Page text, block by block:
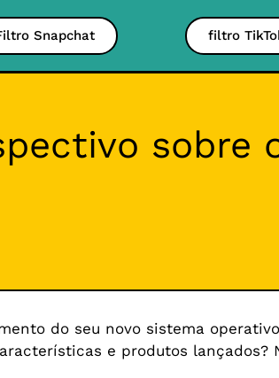
Snapchat filtro
sobre
do seu novo sistema
e produtos lançados?